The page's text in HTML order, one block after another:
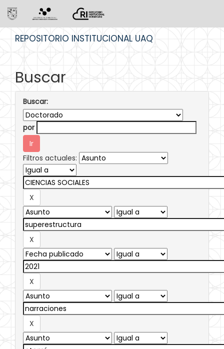
REPOSITORIO INSTITUCIONAL UAQ
Buscar
Buscar:
por
Filtros actuales: